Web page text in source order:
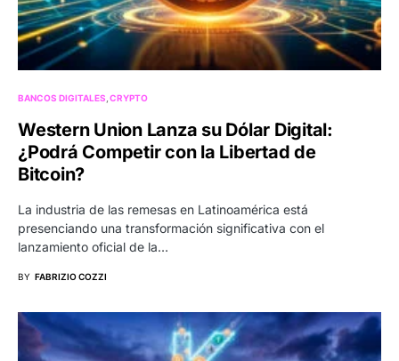
BANCOS DIGITALES CRYPTO
Western Union Lanza su Dólar Digital:
¿Podrá Competir con la Libertad de
Bitcoin?
La industria de las remesas en Latinoamérica está
presenciando una transformación significativa con el
lanzamiento oficial de la…
BY FABRIZIO COZZI